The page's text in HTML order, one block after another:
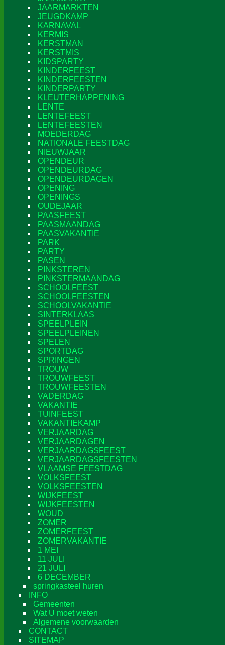
JAARMARKTEN
JEUGDKAMP
KARNAVAL
KERMIS
KERSTMAN
KERSTMIS
KIDSPARTY
KINDERFEEST
KINDERFEESTEN
KINDERPARTY
KLEUTERHAPPENING
LENTE
LENTEFEEST
LENTEFEESTEN
MOEDERDAG
NATIONALE FEESTDAG
NIEUWJAAR
OPENDEUR
OPENDEURDAG
OPENDEURDAGEN
OPENING
OPENINGS
OUDEJAAR
PAASFEEST
PAASMAANDAG
PAASVAKANTIE
PARK
PARTY
PASEN
PINKSTEREN
PINKSTERMAANDAG
SCHOOLFEEST
SCHOOLFEESTEN
SCHOOLVAKANTIE
SINTERKLAAS
SPEELPLEIN
SPEELPLEINEN
SPELEN
SPORTDAG
SPRINGEN
TROUW
TROUWFEEST
TROUWFEESTEN
VADERDAG
VAKANTIE
TUINFEEST
VAKANTIEKAMP
VERJAARDAG
VERJAARDAGEN
VERJAARDAGSFEEST
VERJAARDAGSFEESTEN
VLAAMSE FEESTDAG
VOLKSFEEST
VOLKSFEESTEN
WIJKFEEST
WIJKFEESTEN
WOUD
ZOMER
ZOMERFEEST
ZOMERVAKANTIE
1 MEI
11 JULI
21 JULI
6 DECEMBER
springkasteel huren
INFO
Gemeenten
Wat U moet weten
Algemene voorwaarden
CONTACT
SITEMAP